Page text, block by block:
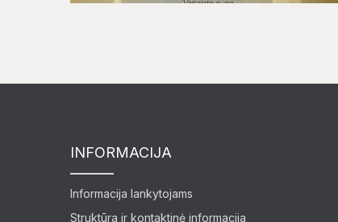
INFORMACIJA
Informacija lankytojams
Struktūra ir kontaktinė informacija